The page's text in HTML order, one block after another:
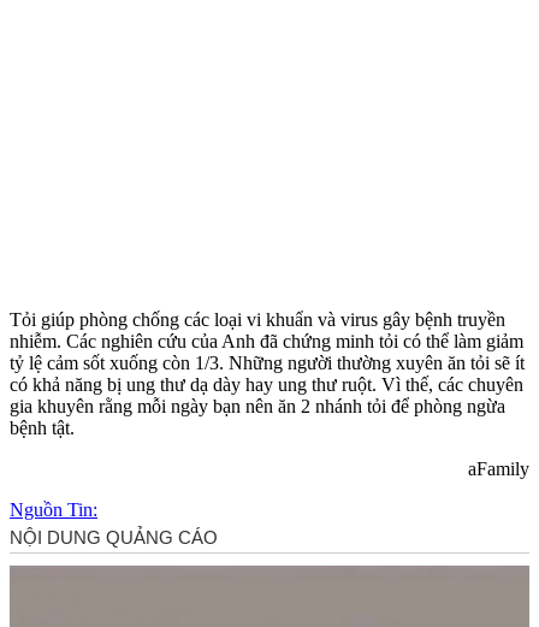
Tỏi giúp phòng chống các loại vi khuẩn và virus gây bệnh truyền
nhiễm. Các nghiên cứu của Anh đã chứng minh tỏi có thể làm giảm
tỷ lệ cảm sốt xuống còn 1/3. Những người thường xuyên ăn tỏi sẽ ít
có khả năng bị ung thư dạ dày hay ung thư ruột. Vì thế, các chuyên
gia khuyên rằng mỗi ngày bạn nên ăn 2 nhánh tỏi để phòng ngừa
bệnh tật.
aFamily
Nguồn Tin: